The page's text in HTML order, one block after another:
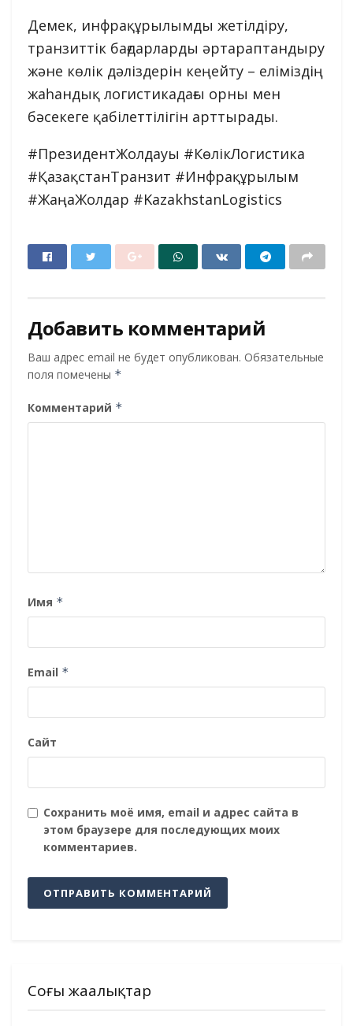
Демек, инфрақұрылымды жетілдіру,
транзиттік бағдарларды әртараптандыру
және көлік дәліздерін кеңейту – еліміздің
жаһандық логистикадағы орны мен
бәсекеге қабілеттілігін арттырады.
#ПрезидентЖолдауы #КөлікЛогистика
#ҚазақстанТранзит #Инфрақұрылым
#ЖаңаЖолдар #KazakhstanLogistics
Добавить комментарий
Ваш адрес email не будет опубликован. Обязательные
поля помечены *
Комментарий *
Имя *
Email *
Сайт
Сохранить моё имя, email и адрес сайта в
этом браузере для последующих моих
комментариев.
Соңғы жаңалықтар